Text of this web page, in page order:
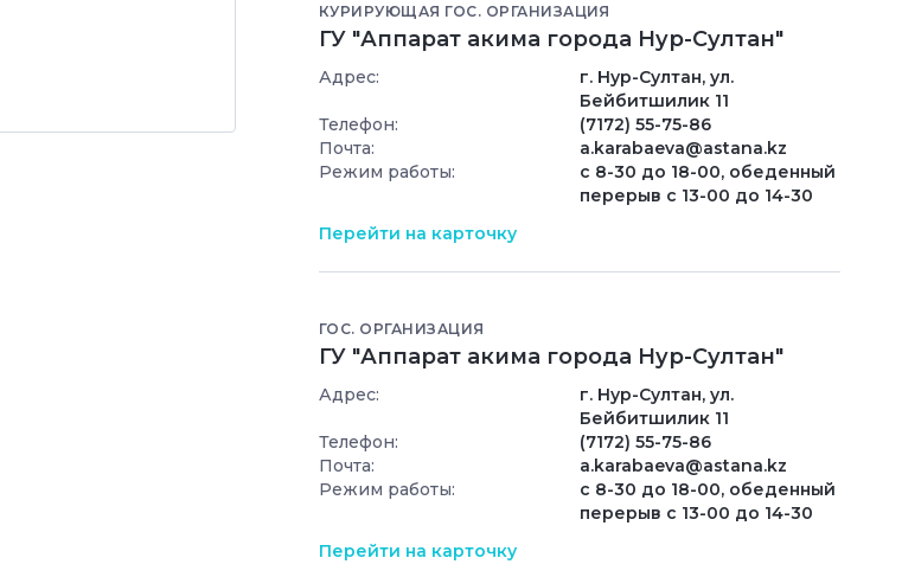
КУРИРУЮЩАЯ ГОС. ОРГАНИЗАЦИЯ
ГУ "Аппарат акима города Нур-Султан"
Адрес:
г. Нур-Султан, ул.
Бейбитшилик 11
Телефон:
(7172) 55-75-86
Почта:
a.karabaeva@astana.kz
Режим работы:
с 8-30 до 18-00, обеденный
перерыв с 13-00 до 14-30
Перейти на карточку
ГОС. ОРГАНИЗАЦИЯ
ГУ "Аппарат акима города Нур-Султан"
Адрес:
г. Нур-Султан, ул.
Бейбитшилик 11
Телефон:
(7172) 55-75-86
Почта:
a.karabaeva@astana.kz
Режим работы:
с 8-30 до 18-00, обеденный
перерыв с 13-00 до 14-30
Перейти на карточку